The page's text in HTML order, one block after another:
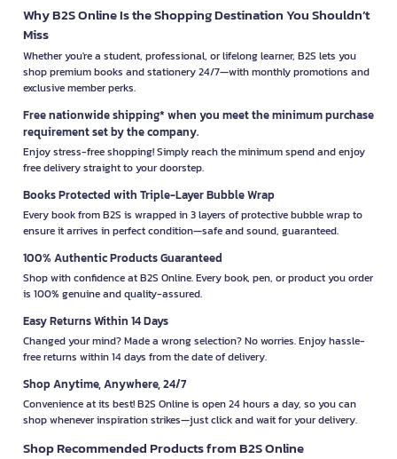
Why B2S Online Is the Shopping Destination You Shouldn’t
Miss
Whether you're a student, professional, or lifelong learner, B2S lets you
shop premium books and stationery 24/7—with monthly promotions and
exclusive member perks.
Free nationwide shipping* when you meet the minimum purchase
requirement set by the company.
Enjoy stress-free shopping! Simply reach the minimum spend and enjoy
free delivery straight to your doorstep.
Books Protected with Triple-Layer Bubble Wrap
Every book from B2S is wrapped in 3 layers of protective bubble wrap to
ensure it arrives in perfect condition—safe and sound, guaranteed.
100% Authentic Products Guaranteed
Shop with confidence at B2S Online. Every book, pen, or product you order
is 100% genuine and quality-assured.
Easy Returns Within 14 Days
Changed your mind? Made a wrong selection? No worries. Enjoy hassle-
free returns within 14 days from the date of delivery.
Shop Anytime, Anywhere, 24/7
Convenience at its best! B2S Online is open 24 hours a day, so you can
shop whenever inspiration strikes—just click and wait for your delivery.
Shop Recommended Products from B2S Online